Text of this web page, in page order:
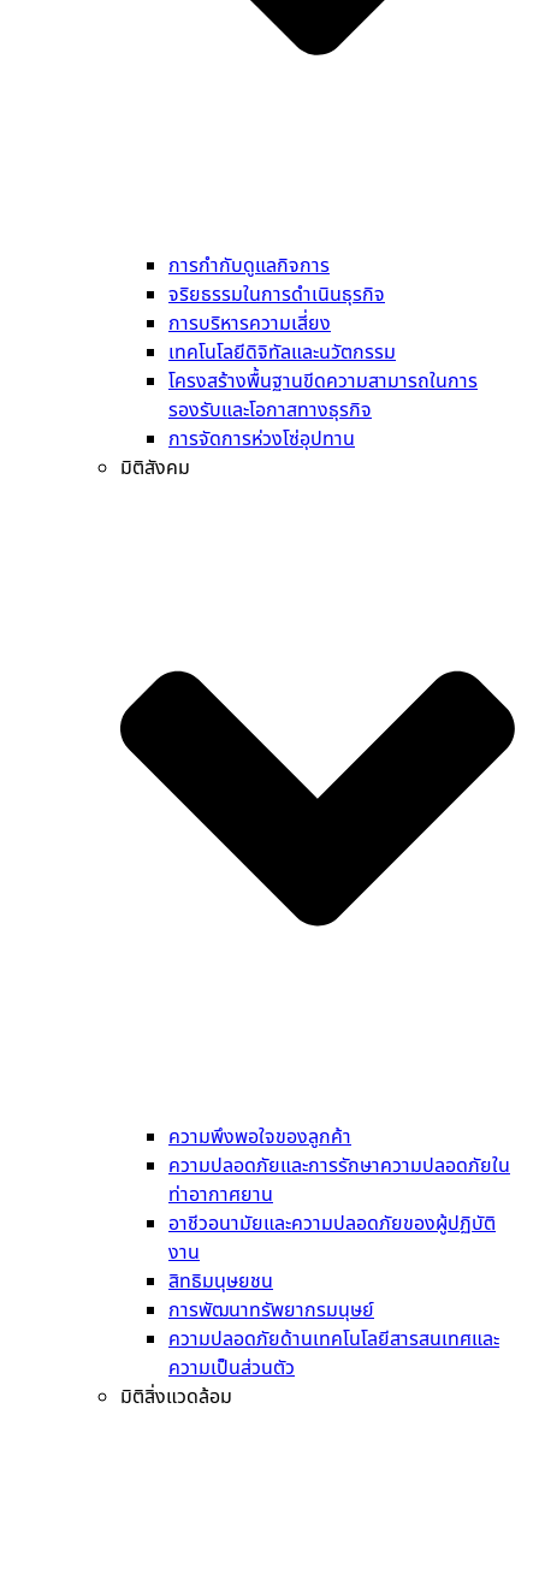
การกำกับดูแลกิจการ
จริยธรรมในการดำเนินธุรกิจ
การบริหารความเสี่ยง
เทคโนโลยีดิจิทัลและนวัตกรรม
โครงสร้างพื้นฐานขีดความสามารถในการ
รองรับและโอกาสทางธุรกิจ
การจัดการห่วงโซ่อุปทาน
มิติสังคม
ความพึงพอใจของลูกค้า
ความปลอดภัยและการรักษาความปลอดภัยใน
ท่าอากาศยาน
อาชีวอนามัยและความปลอดภัยของผู้ปฏิบัติ
งาน
สิทธิมนุษยชน
การพัฒนาทรัพยากรมนุษย์
ความปลอดภัยด้านเทคโนโลยีสารสนเทศและ
ความเป็นส่วนตัว
มิติสิ่งแวดล้อม